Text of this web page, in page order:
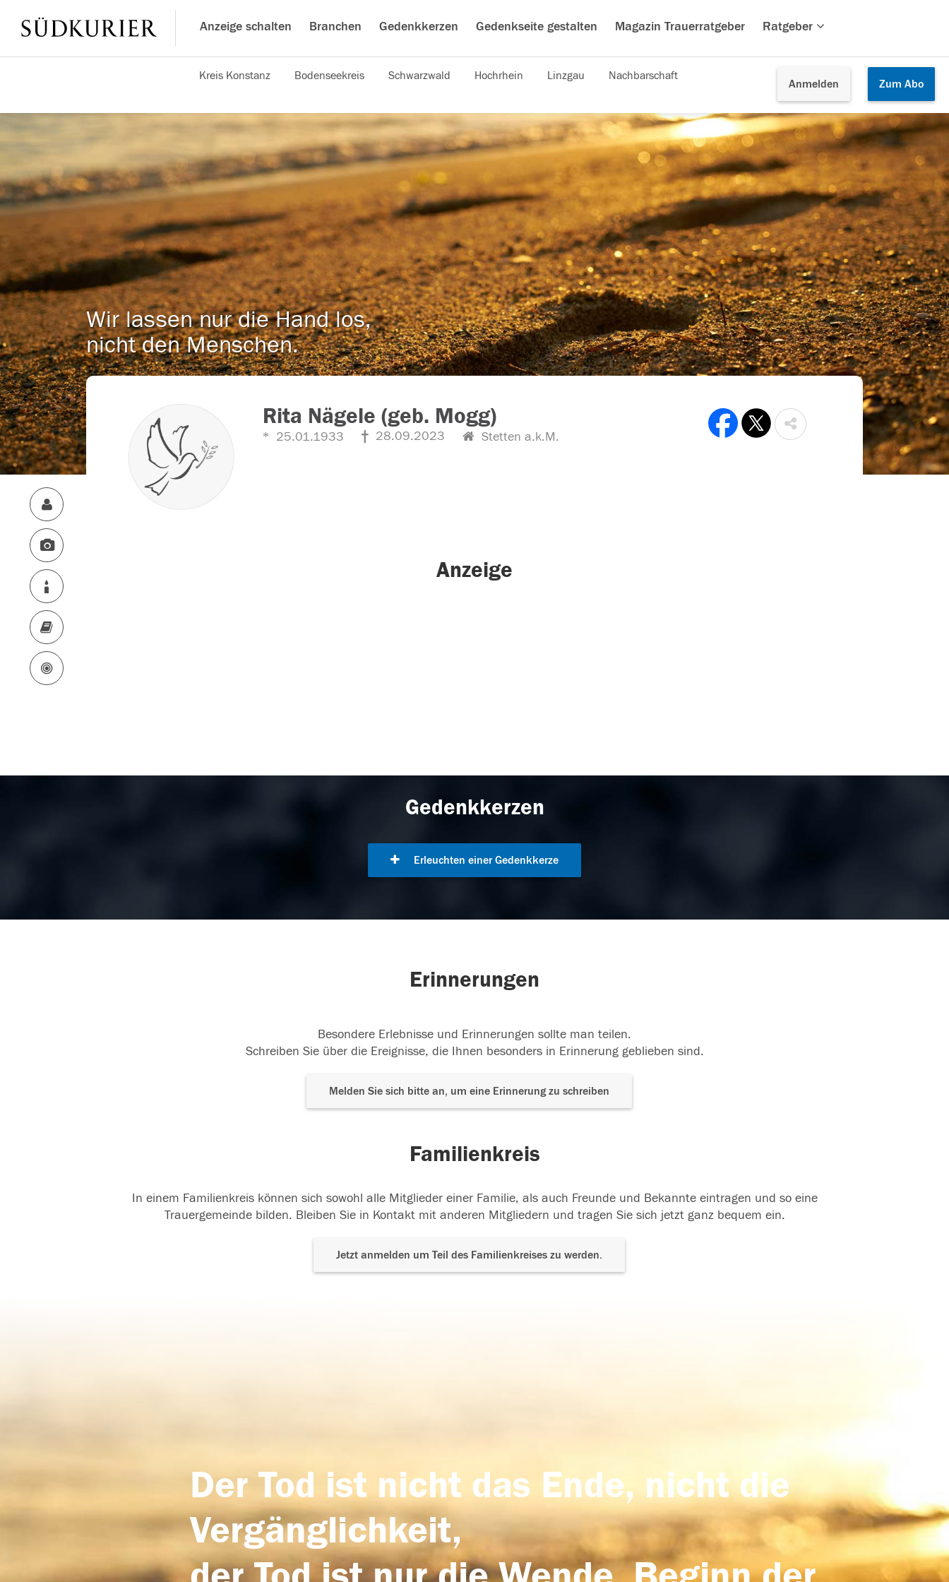
Anzeige schalten Branchen Gedenkkerzen Gedenkseite gestalten Magazin Trauerratgeber Ratgeber
Anmelden Zum Abo
Kreis Konstanz Bodenseekreis Schwarzwald Hochrhein Linzgau Nachbarschaft
Wir lassen nur die Hand los,
nicht den Menschen.
Rita Nägele (geb. Mogg)
25.01.1933 28.09.2023 Stetten a.k.M.
Anzeige
Gedenkkerzen
Erleuchten einer Gedenkkerze
Erinnerungen
Besondere Erlebnisse und Erinnerungen sollte man teilen.
Schreiben Sie über die Ereignisse, die Ihnen besonders in Erinnerung geblieben sind.
Melden Sie sich bitte an, um eine Erinnerung zu schreiben
Familienkreis
In einem Familienkreis können sich sowohl alle Mitglieder einer Familie, als auch Freunde und Bekannte eintragen und so eine
Trauergemeinde bilden. Bleiben Sie in Kontakt mit anderen Mitgliedern und tragen Sie sich jetzt ganz bequem ein.
Jetzt anmelden um Teil des Familienkreises zu werden.
Der Tod ist nicht das Ende, nicht die
Vergänglichkeit,